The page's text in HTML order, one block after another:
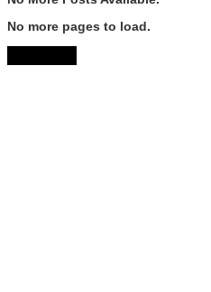
No more pages to load.